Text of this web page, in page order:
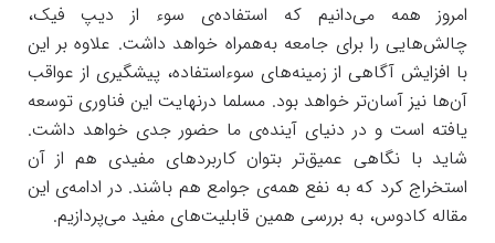
امروز همه می‌‌دانیم که استفاده‌ی سوء از دیپ فیک،
چالش‌هایی را برای جامعه به‌همراه خواهد داشت. علاوه بر این
با افزایش آگاهی از زمینه‌های سوءاستفاده، پیشگیری از عواقب
آن‌ها نیز آسان‌تر خواهد بود. مسلما درنهایت این فناوری توسعه
یافته است و در دنیای آینده‌ی ما حضور جدی خواهد داشت.
شاید با نگاهی عمیق‌تر بتوان کاربردهای مفیدی هم از آن
استخراج کرد که به نفع همه‌ی جوامع هم باشند. در ادامه‌‌ی این
مقاله کادوس، به بررسی همین قابلیت‌های مفید می‌پردازیم.